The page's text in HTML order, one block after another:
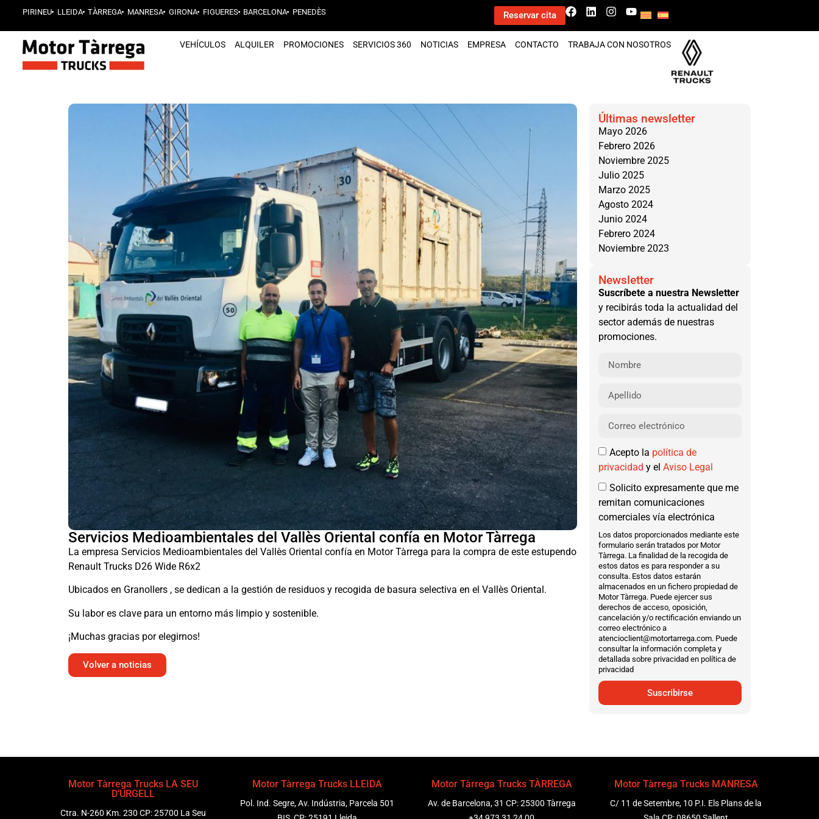
PIRINEU LLEIDA TÀRREGA MANRESA GIRONA FIGUERES BARCELONA PENEDÈS Reservar cita
VEHÍCULOS ALQUILER PROMOCIONES SERVICIOS 360 NOTICIAS EMPRESA CONTACTO TRABAJA CON NOSOTROS
Servicios Medioambientales del Vallès Oriental confía en Motor Tàrrega
La empresa Servicios Medioambientales del Vallès Oriental confía en Motor Tàrrega para la compra de este estupendo
Renault Trucks D26 Wide R6x2
Ubicados en Granollers , se dedican a la gestión de residuos y recogida de basura selectiva en el Vallès Oriental.
Su labor es clave para un entorno más limpio y sostenible.
¡Muchas gracias por elegirnos!
Volver a noticias
Últimas newsletter
Mayo 2026
Febrero 2026
Noviembre 2025
Julio 2025
Marzo 2025
Agosto 2024
Junio 2024
Febrero 2024
Noviembre 2023
Newsletter
Suscríbete a nuestra Newsletter
y recibirás toda la actualidad del
sector además de nuestras
promociones.
Acepto la política de
privacidad y el Aviso Legal
Solicito expresamente que me
remitan comunicaciones
comerciales vía electrónica
Los datos proporcionados mediante este
formulario serán tratados por Motor
Tàrrega. La finalidad de la recogida de
estos datos es para responder a su
consulta. Estos datos estarán
almacenados en un fichero propiedad de
Motor Tàrrega. Puede ejercer sus
derechos de acceso, oposición,
cancelación y/o rectificación enviando un
correo electrónico a
atencioclient@motortarrega.com. Puede
consultar la información completa y
detallada sobre privacidad en política de
privacidad
Suscribirse
Motor Tàrrega Trucks LA SEU
D’URGELL
Ctra. N-260 Km. 230 CP: 25700 La Seu
Motor Tàrrega Trucks LLEIDA
Pol. Ind. Segre, Av. Indústria, Parcela 501
Motor Tàrrega Trucks TÀRREGA
Av. de Barcelona, 31 CP: 25300 Tàrrega
Motor Tàrrega Trucks MANRESA
C/ 11 de Setembre, 10 P.I. Els Plans de la